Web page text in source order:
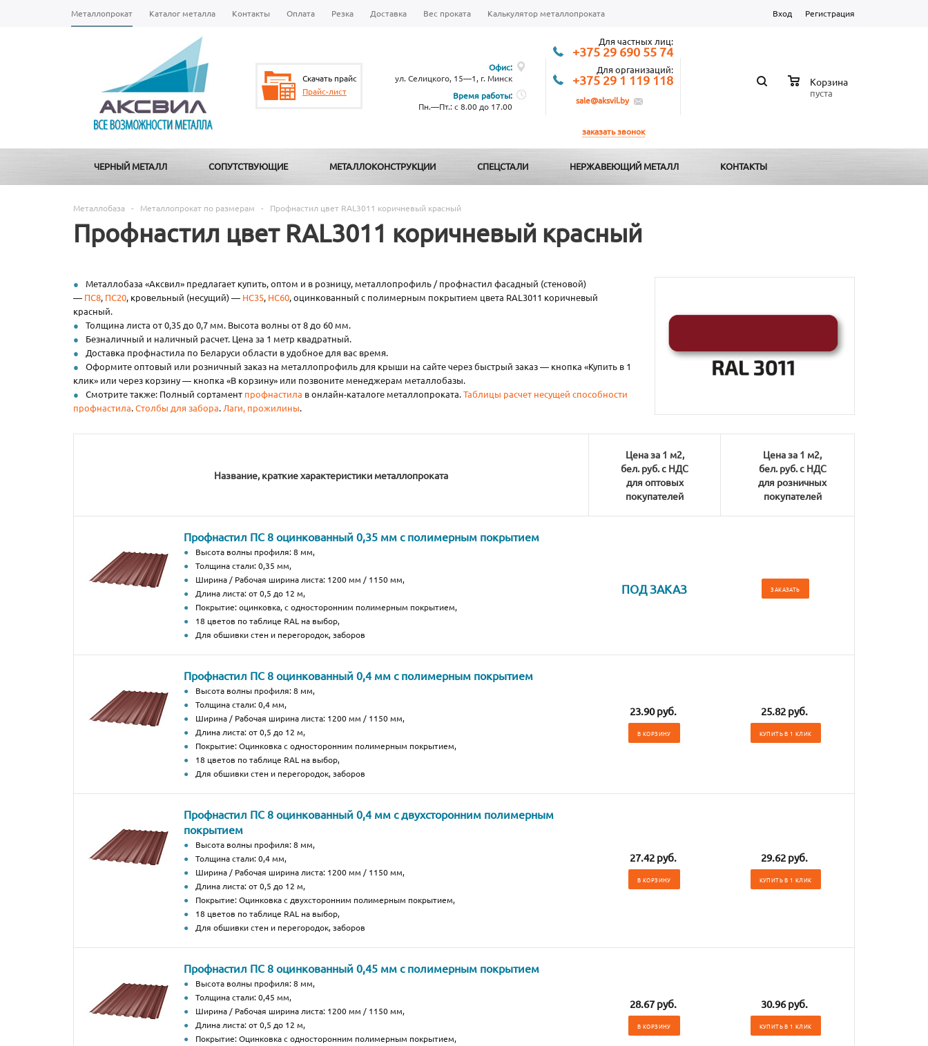
Металлопрокат Каталог металла Контакты Оплата Резка Доставка Вес проката Калькулятор металлопроката Вход Регистрация
Скачать прайс
Прайс-лист
Офис:
ул. Селицкого, 15—1, г. Минск
Время работы:
Пн.—Пт.: с 8.00 до 17.00
Для частных лиц:
+375 29 690 55 74
Для организаций:
+375 29 1 119 118
sale@aksvil.by
заказать звонок
Корзина
пуста
ЧЕРНЫЙ МЕТАЛЛ СОПУТСТВУЮЩИЕ МЕТАЛЛОКОНСТРУКЦИИ СПЕЦСТАЛИ НЕРЖАВЕЮЩИЙ МЕТАЛЛ КОНТАКТЫ
Металлобаза - Металлопрокат по размерам - Профнастил цвет RAL3011 коричневый красный
Профнастил цвет RAL3011 коричневый красный
Металлобаза «Аксвил» предлагает купить, оптом и в розницу, металлопрофиль / профнастил фасадный (стеновой)
— ПС8, ПС20, кровельный (несущий) — НС35, НС60, оцинкованный с полимерным покрытием цвета RAL3011 коричневый
красный.
Толщина листа от 0,35 до 0,7 мм. Высота волны от 8 до 60 мм.
Безналичный и наличный расчет. Цена за 1 метр квадратный.
Доставка профнастила по Беларуси области в удобное для вас время.
Оформите оптовый или розничный заказ на металлопрофиль для крыши на сайте через быстрый заказ — кнопка «Купить в 1
клик» или через корзину — кнопка «В корзину» или позвоните менеджерам металлобазы.
Смотрите также: Полный сортамент профнастила в онлайн-каталоге металлопроката.Таблицы расчет несущей способности
профнастила.Столбы для забора. Лаги, прожилины.
Название, краткие характеристики металлопроката
Цена за 1 м2,
бел. руб. с НДС
для оптовых
покупателей
Цена за 1 м2,
бел. руб. с НДС
для розничных
покупателей
Профнастил ПС 8 оцинкованный 0,35 мм с полимерным покрытием
Высота волны профиля: 8 мм,
Толщина стали: 0,35 мм,
Ширина / Рабочая ширина листа: 1200 мм / 1150 мм,
Длина листа: от 0,5 до 12 м,
Покрытие: оцинковка, с односторонним полимерным покрытием,
18 цветов по таблице RAL на выбор,
Для обшивки стен и перегородок, заборов
ПОД ЗАКАЗ ЗАКАЗАТЬ
Профнастил ПС 8 оцинкованный 0,4 мм с полимерным покрытием
Высота волны профиля: 8 мм,
Толщина стали: 0,4 мм,
Ширина / Рабочая ширина листа: 1200 мм / 1150 мм,
Длина листа: от 0,5 до 12 м,
Покрытие: Оцинковка с односторонним полимерным покрытием,
18 цветов по таблице RAL на выбор,
Для обшивки стен и перегородок, заборов
23.90 руб.
В КОРЗИНУ
25.82 руб.
КУПИТЬ В 1 КЛИК
Профнастил ПС 8 оцинкованный 0,4 мм с двухсторонним полимерным
покрытием
Высота волны профиля: 8 мм,
Толщина стали: 0,4 мм,
Ширина / Рабочая ширина листа: 1200 мм / 1150 мм,
Длина листа: от 0,5 до 12 м,
Покрытие: Оцинковка с двухсторонним полимерным покрытием,
18 цветов по таблице RAL на выбор,
Для обшивки стен и перегородок, заборов
27.42 руб.
В КОРЗИНУ
29.62 руб.
КУПИТЬ В 1 КЛИК
Профнастил ПС 8 оцинкованный 0,45 мм с полимерным покрытием
Высота волны профиля: 8 мм,
Толщина стали: 0,45 мм,
Ширина / Рабочая ширина листа: 1200 мм / 1150 мм,
Длина листа: от 0,5 до 12 м,
Покрытие: Оцинковка с односторонним полимерным покрытием,
28.67 руб.
В КОРЗИНУ
30.96 руб.
КУПИТЬ В 1 КЛИК